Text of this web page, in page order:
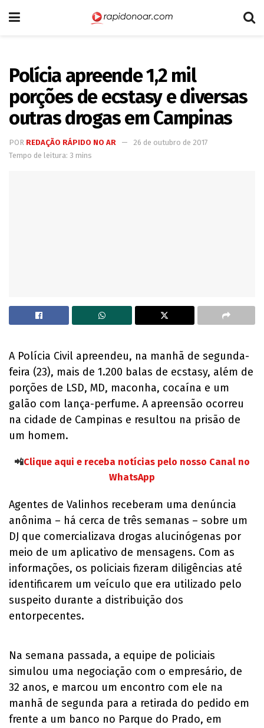
Polícia apreende 1,2 mil
porções de ecstasy e diversas
outras drogas em Campinas
POR REDAÇÃO RÁPIDO NO AR
26 de outubro de 2017
Tempo de leitura: 3 mins
A Polícia Civil apreendeu, na manhã de segunda-
feira (23), mais de 1.200 balas de ecstasy, além de
porções de LSD, MD, maconha, cocaína e um
galão com lança-perfume. A apreensão ocorreu
na cidade de Campinas e resultou na prisão de
um homem.
📲Clique aqui e receba notícias pelo nosso Canal no
WhatsApp
Agentes de Valinhos receberam uma denúncia
anônima – há cerca de três semanas – sobre um
DJ que comercializava drogas alucinógenas por
meio de um aplicativo de mensagens. Com as
informações, os policiais fizeram diligências até
identificarem um veículo que era utilizado pelo
suspeito durante a distribuição dos
entorpecentes.
Na semana passada, a equipe de policiais
simulou uma negociação com o empresário, de
32 anos, e marcou um encontro com ele na
manhã de segunda para a retirada do pedido em
frente a um banco no Parque do Prado, em